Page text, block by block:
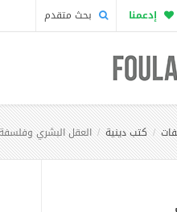
إدعمنا بحث متقدم
كتب دينية العقل البشري وفلسفة